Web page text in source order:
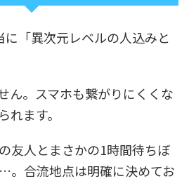
「異次元レベルの人込みと
ん。スマホも繋がりにくくな
れます。
友人とまさかの1時間待ちぼ
。合流地点は明確に決めてお